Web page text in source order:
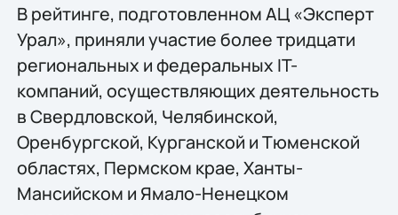
В рейтинге, подготовленном АЦ «Эксперт
Урал», приняли участие более тридцати
региональных и федеральных IT-
компаний, осуществляющих деятельность
в Свердловской, Челябинской,
Оренбургской, Курганской и Тюменской
областях, Пермском крае, Ханты-
Мансийском и Ямало-Ненецком